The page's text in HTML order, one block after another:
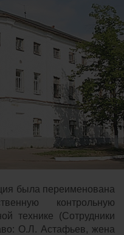
была переименована
контрольную
технике (Сотрудники
О.Л. Астафьев, жена